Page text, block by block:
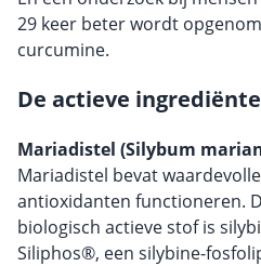
29 keer beter wordt
curcumine.
De actieve
Mariadistel (Silybum
Mariadistel bevat
antioxidanten functioneren.
biologisch actieve stof is
Siliphos®, een silybine-